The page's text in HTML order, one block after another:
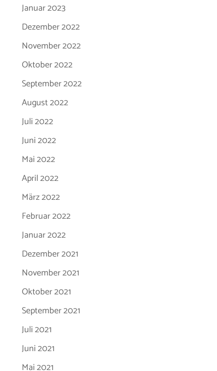
Januar 2023
Dezember 2022
November 2022
Oktober 2022
September 2022
August 2022
Juli 2022
Juni 2022
Mai 2022
April 2022
März 2022
Februar 2022
Januar 2022
Dezember 2021
November 2021
Oktober 2021
September 2021
Juli 2021
Juni 2021
Mai 2021